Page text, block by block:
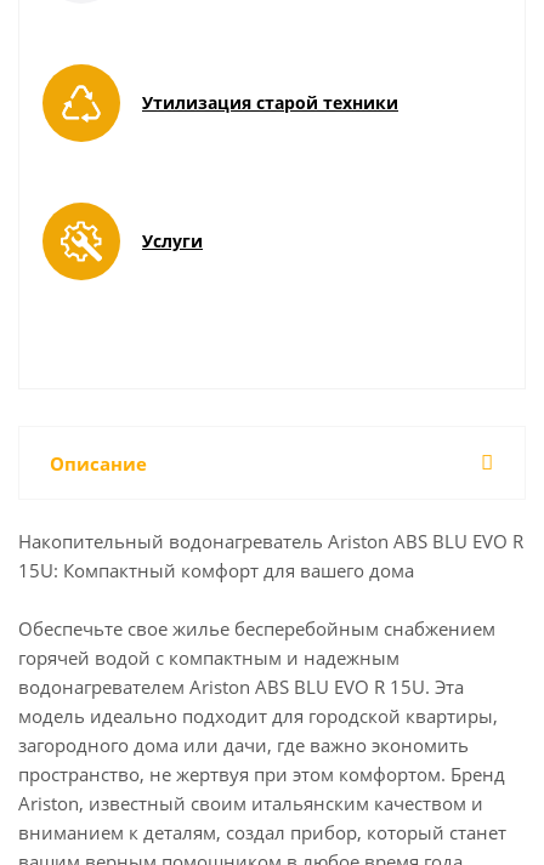
Утилизация старой техники
Услуги
Описание
Накопительный водонагреватель Ariston ABS BLU EVO R
15U: Компактный комфорт для вашего дома
Обеспечьте свое жилье бесперебойным снабжением
горячей водой с компактным и надежным
водонагревателем Ariston ABS BLU EVO R 15U. Эта
модель идеально подходит для городской квартиры,
загородного дома или дачи, где важно экономить
пространство, не жертвуя при этом комфортом. Бренд
Ariston, известный своим итальянским качеством и
вниманием к деталям, создал прибор, который станет